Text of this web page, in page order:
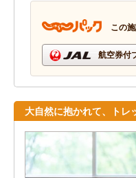
この
航空券付
大自然に抱かれて、トレ